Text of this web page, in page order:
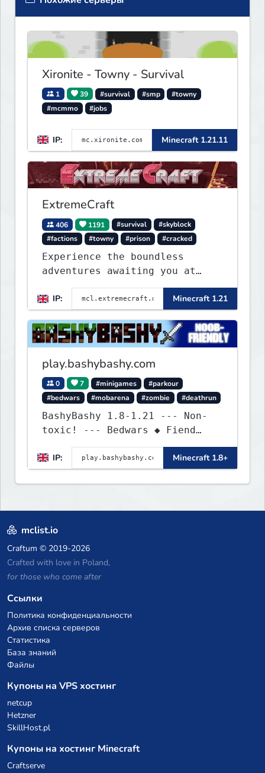
Xironite - Towny - Survival
1 39 #survival #smp
#towny
#mcmmo
#jobs
IP: Minecraft 1.21.11
ExtremeCraft
406 1191 #survival
#skyblock
#factions
#towny #prison #cracked
Experience the boundless
adventures awaiting you at
ExtremeCraft.net! Embark on a
journey through a plethora of
exhilarating game modes,
blending both timeless
classics and innovative new
experiences seamlessly.
IP: Minecraft 1.21
play.bashybashy.com
0 7 #minigames
#parkour
#bedwars
#mobarena #zombie #deathrun
BashyBashy 1.8-1.21 --- Non-
toxic! --- Bedwars ◆ Fiend
IP:
Minecraft 1.8+
mclist.io
Craftum © 2019-2026
Crafted with love in Poland,
for those who come after
Ссылки
Политика конфиденциальности
Архив списка серверов
Статистика
База знаний
Файлы
Купоны на VPS хостинг
netcup
Hetzner
SkillHost.pl
Купоны на хостинг Minecraft
Craftserve